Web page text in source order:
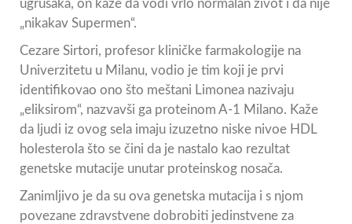
ugrušaka, on kaže da vodi vrlo normalan život i da nije
„nikakav Supermen“.
Cezare Sirtori, profesor kliničke farmakologije na
Univerzitetu u Milanu, vodio je tim koji je prvi
identifikovao ono što meštani Limonea nazivaju
„eliksirom“, nazvavši ga proteinom A-1 Milano. Kaže
da ljudi iz ovog sela imaju izuzetno niske nivoe HDL
holesterola što se čini da je nastalo kao rezultat
genetske mutacije unutar proteinskog nosača.
Zanimljivo je da su ova genetska mutacija i s njom
povezane zdravstvene dobrobiti jedinstvene za